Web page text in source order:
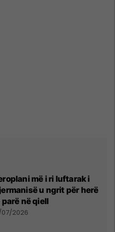
më i ri luftarak i
u ngrit për herë
parë në qiell
07/2026